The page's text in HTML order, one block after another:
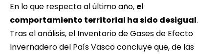
En lo que respecta al último año, el
comportamiento territorial ha sido desigual.
Tras el análisis, el Inventario de Gases de Efecto
Invernadero del País Vasco concluye que, de las